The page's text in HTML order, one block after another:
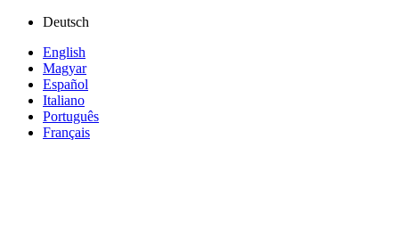
Deutsch
English
Magyar
Español
Italiano
Português
Français